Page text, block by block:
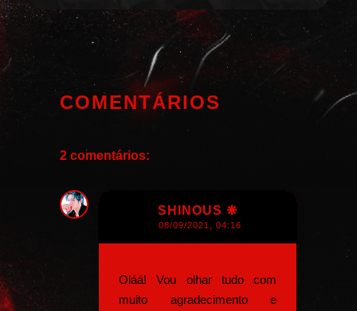
COMENTÁRIOS
2 comentários:
SHINOUS ❋
08/09/2021, 04:16
Oláá! Vou olhar tudo com
muito agradecimento e